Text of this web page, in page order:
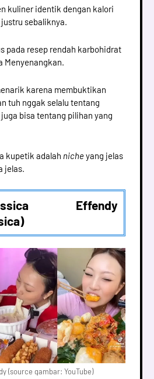
kuliner identik dengan kalori
sebaliknya.
pada resep rendah karbohidrat
Menyenangkan.
karena membuktikan
tuh nggak selalu tentang
juga bisa tentang pilihan yang
kupetik adalah nicheyang jelas
jelas.
Effendy
(source gambar: YouTube)